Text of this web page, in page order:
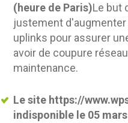
(heure de Paris)Le but
justement
uplinks pour assurer
avoir de coupure
maintenance.
Le site https://
indisponible le 05